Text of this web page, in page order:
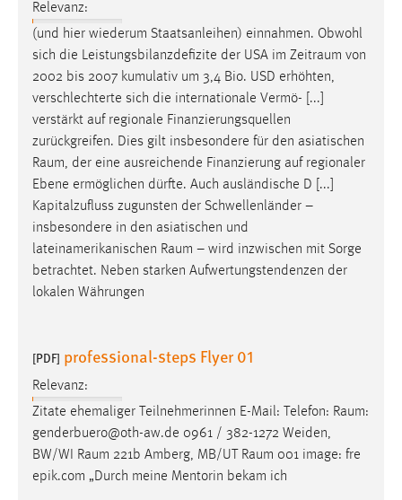
Relevanz:
(und hier wiederum Staatsanleihen) einnahmen. Obwohl
sich die Leistungsbilanzdefizite der USA im Zeitraum von
2002 bis 2007 kumulativ um 3,4 Bio. USD erhöhten,
verschlechterte sich die internationale Vermö- [...]
verstärkt auf regionale Finanzierungsquellen
zurückgreifen. Dies gilt insbesondere für den asiatischen
Raum, der eine ausreichende Finanzierung auf regionaler
Ebene ermöglichen dürfte. Auch ausländische D [...]
Kapitalzufluss zugunsten der Schwellenländer –
insbesondere in den asiatischen und
lateinamerikanischen Raum – wird inzwischen mit Sorge
betrachtet. Neben starken Aufwertungstendenzen der
lokalen Währungen
[PDF] professional-steps Flyer 01
Relevanz:
Zitate ehemaliger Teilnehmerinnen E-Mail: Telefon: Raum:
genderbuero@oth-aw.de 0961 / 382-1272 Weiden,
BW/WI
Raum 221b Amberg, MB/UT Raum 001 image: fre
epik.com „Durch meine Mentorin bekam ich
Das Cookie speichert die gewählte Sprache der Website.
Cookie Laufzeit:
30 Tage
Chat
Name:
MibewSessionID, MIBEW_UserID, mibew_locale, mibew-
chat-frame-style-5e9dbeb1811c0446
Zweck:
Wird benötigt um die Chatfunktion nutzen zu können.
Cookie Laufzeit:
MibewSessionID, mibew-chat-frame-style-
Login
Name:
fe_user, be_user, be_lastLoginProvider
Zweck: